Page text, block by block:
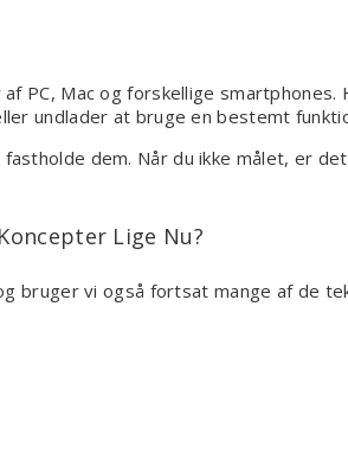
PC, Mac og forskellige
undlader at bruge en bestemt
dem. Når du ikke målet, er
Lige Nu?
bruger vi også fortsat mange af de